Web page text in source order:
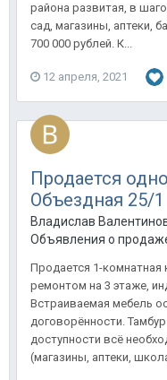
района развитая, в
сад, магазины, аптеки,
700 000 рублей. К...
12 апреля, 2021
Продается
Объездная 25/1
Владислав
Объявления о продаже
Продается 1-комнатная
ремонтом на 3 этаже,
Встраиваемая мебель
договорённости.
доступности всё
(магазины, аптеки,